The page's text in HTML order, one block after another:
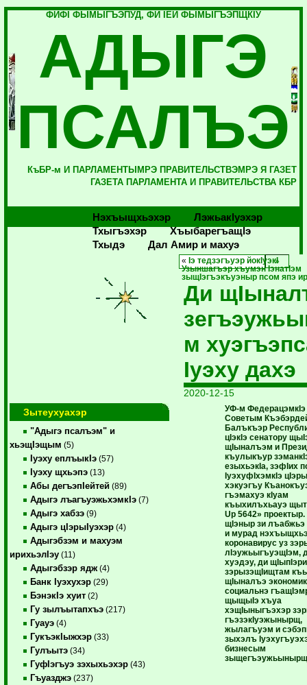
ФИФI ФЫМЫГЪЭПУД, ФИ IЕЙ ФЫМЫГЪЭПЩКIУ
АДЫГЭ
ПСАЛЪЭ
КъБР-м И ПАРЛАМЕНТЫМРЭ ПРАВИТЕЛЬСТВЭМРЭ Я ГАЗЕТ
ГАЗЕТА ПАРЛАМЕНТА И ПРАВИТЕЛЬСТВА КБР
Нэхъыщхьэхэр
Лэжьакlуэхэр
Тхыгъэхэр
Хъыбарегъащlэ
Тхыдэ
Дал Амир и махуэ
Зытеухуахэр
"Адыгэ псалъэм" и
хьэщIэщым (5)
Iуэху еплъыкIэ (57)
Iуэху щхьэпэ (13)
Абы дегъэпIейтей (89)
Адыгэ лъагъуэжьхэмкIэ (7)
Адыгэ хабзэ (9)
Адыгэ цIэрыIуэхэр (4)
Адыгэбзэм и махуэм
ирихьэлIэу (11)
Адыгэбзэр ядж (4)
Банк Iуэхухэр (29)
БэнэкIэ хуит (2)
Гу зылъытапхъэ (217)
Гуауэ (4)
ГукъэкIыжхэр (33)
Гулъытэ (34)
ГуфIэгъуэ зэхыхьэхэр (43)
Гъуазджэ (237)
« Iэ тедзэгъуэр йокIуэкI
Узыншагъэр хъумэн IэнатIэм
зыщIэгъэкъуэныр псом япэ
Ди
м
Iуэху дахэ
2020-12-15
УФ-м ФедерацэмкIэ
Советым
Балъкъэр
цIэкIэ сенатору
щIыналъэм и
къулыкъур
езыхьэкIа, зэфIих
IуэхуфIхэмкIэ
хэкуэгъу
гъэмахуэ кIуам
къыхилъхьауэ
Up 5642»
щIэныр зи лъабжьэ
и мурад
коронавирус уз
лIэужьыгъуэщIэм,
хуэдэу, ди щIыпIэри
зэрызэщIищтам
щIыналъэ
социальнэ
щыщыIэ хъуа
хэщIыныгъэхэр
гъэзэкIуэжынырщ,
жылагъуэм и
зыхэлъ
бизнесым